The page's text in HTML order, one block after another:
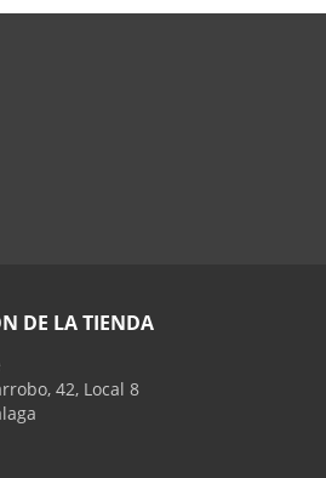
DE LA TIENDA
42, Local 8